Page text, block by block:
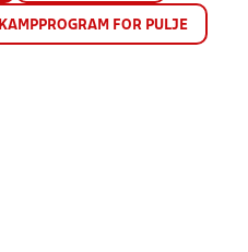
KAMPPROGRAM FOR PULJE